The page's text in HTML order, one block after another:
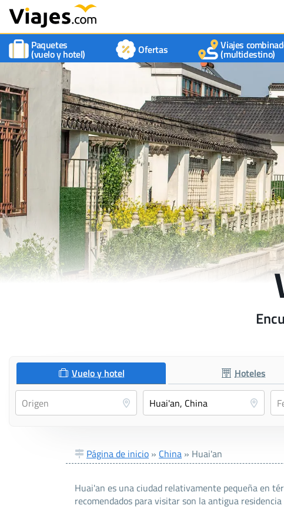
Paquetes
(vuelo y hotel) Ofertas Viajes
(multidestino)
Vuelo y hotel Hoteles
Página de inicio » China » Huai'an
Huai'an es una ciudad relativamente pequeña en
recomendados para visitar son la antigua